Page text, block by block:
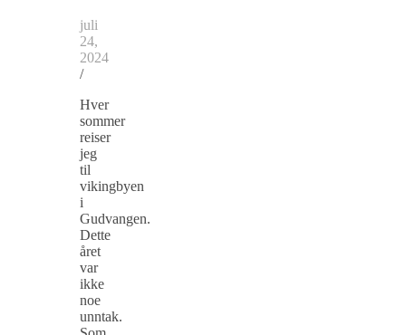
juli
24,
2024
/
Hver
sommer
reiser
jeg
til
vikingbyen
i
Gudvangen.
Dette
året
var
ikke
noe
unntak.